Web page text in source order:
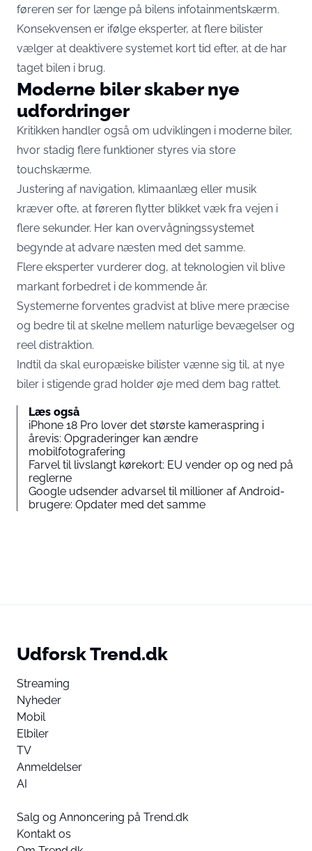
føreren ser for længe på bilens infotainmentskærm.
Konsekvensen er ifølge eksperter, at flere bilister
vælger at deaktivere systemet kort tid efter, at de har
taget bilen i brug.
Moderne biler skaber nye
udfordringer
Kritikken handler også om udviklingen i moderne biler,
hvor stadig flere funktioner styres via store
touchskærme.
Justering af navigation, klimaanlæg eller musik
kræver ofte, at føreren flytter blikket væk fra vejen i
flere sekunder. Her kan overvågningssystemet
begynde at advare næsten med det samme.
Flere eksperter vurderer dog, at teknologien vil blive
markant forbedret i de kommende år.
Systemerne forventes gradvist at blive mere præcise
og bedre til at skelne mellem naturlige bevægelser og
reel distraktion.
Indtil da skal europæiske bilister vænne sig til, at nye
biler i stigende grad holder øje med dem bag rattet.
Læs også
iPhone 18 Pro lover det største kameraspring i
årevis: Opgraderinger kan ændre
mobilfotografering
Farvel til livslangt kørekort: EU vender op og ned på
reglerne
Google udsender advarsel til millioner af Android-
brugere: Opdater med det samme
Udforsk Trend.dk
Streaming
Nyheder
Mobil
Elbiler
TV
Anmeldelser
AI
Salg og Annoncering på Trend.dk
Kontakt os